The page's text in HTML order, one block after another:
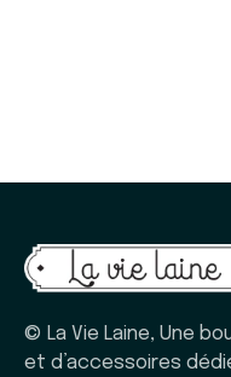
© La Vie Laine, Une
et d’accessoires